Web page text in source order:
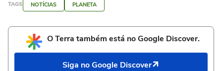
TAGS NOTÍCIAS PLANETA
O Terra também está no Google Discover.
Siga no Google Discover